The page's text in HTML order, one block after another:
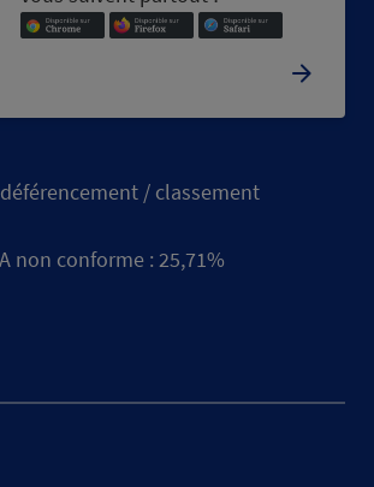
/ classement
non conforme : 25,71%